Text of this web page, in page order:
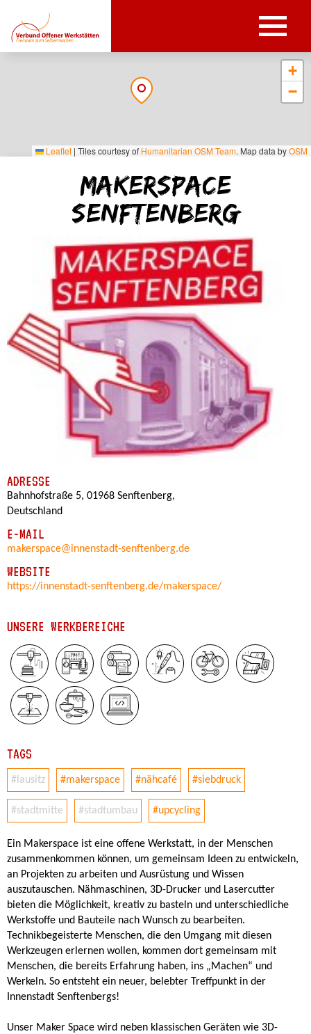
+
−
Leaflet | Tiles courtesy of Humanitarian OSM Team. Map data byOSM
Makerspace
Senftenberg
ADRESSE
Bahnhofstraße 5, 01968 Senftenberg,
Deutschland
E-MAIL
makerspace@innenstadt-senftenberg.de
WEBSITE
https://innenstadt-senftenberg.de/makerspace/
UNSERE WERKBEREICHE
TAGS
#lausitz #makerspace #nähcafé #siebdruck
#stadtmitte #stadtumbau #upcycling
Ein Makerspace ist eine offene Werkstatt, in der Menschen
zusammenkommen können, um gemeinsam Ideen zu entwickeln,
an Projekten zu arbeiten und Ausrüstung und Wissen
auszutauschen. Nähmaschinen, 3D-Drucker und Lasercutter
bieten die Möglichkeit, kreativ zu basteln und unterschiedliche
Werkstoffe und Bauteile nach Wunsch zu bearbeiten.
Technikbegeisterte Menschen, die den Umgang mit diesen
Werkzeugen erlernen wollen, kommen dort gemeinsam mit
Menschen, die bereits Erfahrung haben, ins „Machen“ und
Werkeln. So entsteht ein neuer, belebter Treffpunkt in der
Innenstadt Senftenbergs!
Unser Maker Space wird neben klassischen Geräten wie 3D-